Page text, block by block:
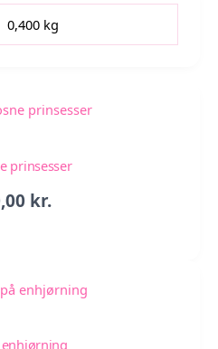
0,400 kg
prinsesser
kr..
kr.Den
140,00 kr..